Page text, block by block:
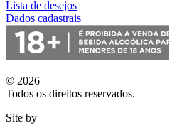
Lista de desejos
Dados cadastrais
© 2026
Todos os direitos reservados.
Site by